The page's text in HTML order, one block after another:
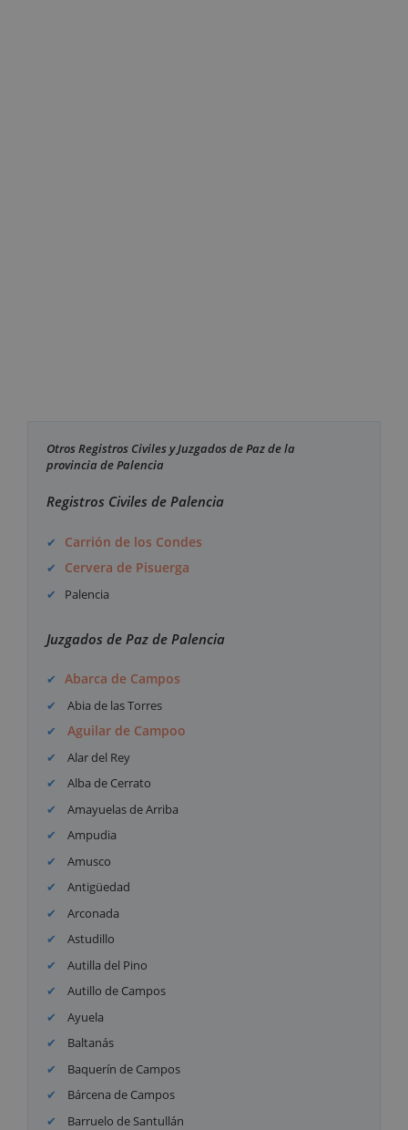
Otros Registros Civiles y Juzgados de Paz de la
provincia de Palencia
Registros Civiles de Palencia
Carrión de los Condes
Cervera de Pisuerga
Palencia
Juzgados de Paz de Palencia
Abarca de Campos
Abia de las Torres
Aguilar de Campoo
Alar del Rey
Alba de Cerrato
Amayuelas de Arriba
Ampudia
Amusco
Antigüedad
Arconada
Astudillo
Autilla del Pino
Autillo de Campos
Ayuela
Baltanás
Baquerín de Campos
Bárcena de Campos
Barruelo de Santullán